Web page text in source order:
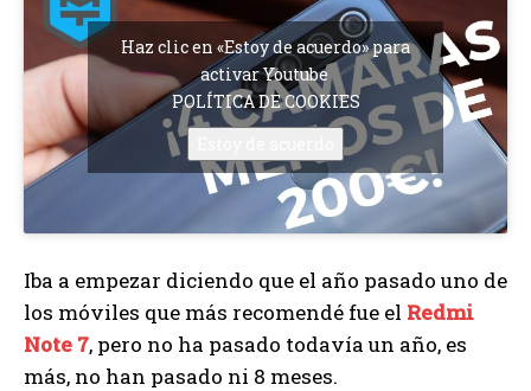
Haz clic en «Estoy de acuerdo» para
activar Youtube
POLÍTICA DE COOKIES
Iba a empezar diciendo que el año pasado uno de
los móviles que más recomendé fue el Redmi
Note 7, pero no ha pasado todavía un año, es
más, no han pasado ni 8 meses.